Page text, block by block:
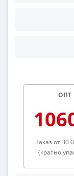
ОПТ
Заказ от 30
(кратно